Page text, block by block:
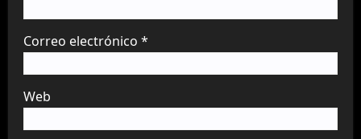
Correo electrónico *
Web